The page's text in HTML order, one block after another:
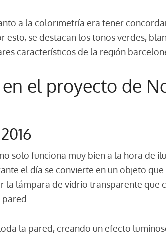
a la colorimetría era tener
esto, se destacan los tonos verdes,
característicos de la región
el proyecto de
solo funciona muy bien a la hora de
el día se convierte en un objeto
la lámpara de vidrio transparente que
pared.
la pared, creando un efecto